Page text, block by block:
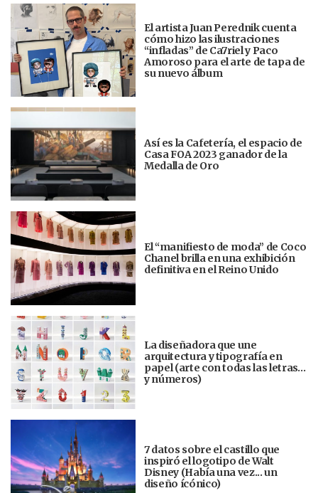
El artista Juan Perednik cuenta
cómo hizo las ilustraciones
“infladas” de Ca7riel y Paco
Amoroso para el arte de tapa de
su nuevo álbum
Así es la Cafetería, el espacio de
Casa FOA 2023 ganador de la
Medalla de Oro
El “manifiesto de moda” de Coco
Chanel brilla en una exhibición
definitiva en el Reino Unido
La diseñadora que une
arquitectura y tipografía en
papel (arte con todas las letras…
y números)
7 datos sobre el castillo que
inspiró el logotipo de Walt
Disney (Había una vez... un
diseño ícónico)